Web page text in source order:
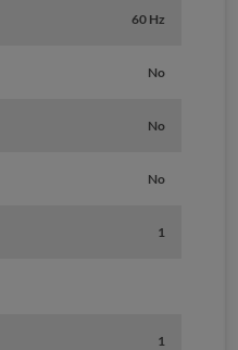
60 Hz
No
No
No
1
1